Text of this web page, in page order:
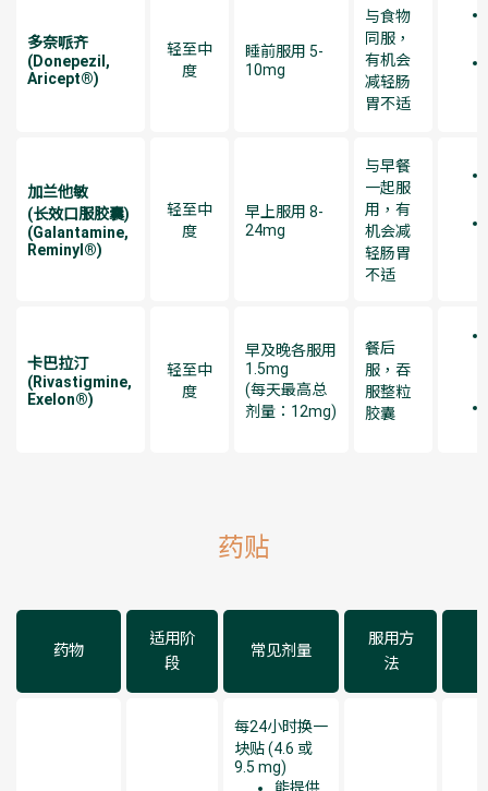
多奈哌齐
(Donepezil,
Aricept®)
轻至中
度
睡前服用 5-
10mg
与食物
同服，
有机会
减轻肠
胃不适
加兰他敏
(长效口服胶囊)
(Galantamine,
Reminyl®)
轻至中
度
早上服用 8-
24mg
与早餐
一起服
用，有
机会减
轻肠胃
不适
卡巴拉汀
(Rivastigmine,
Exelon®)
轻至中
度
早及晚各服用
1.5mg
(每天最高总
剂量：12mg)
餐后
服，吞
服整粒
胶囊
药贴​
药物
适用阶
段
常见剂量
服用方
法
每24小时换一
块贴 (4.6 或
9.5 mg)
能提供